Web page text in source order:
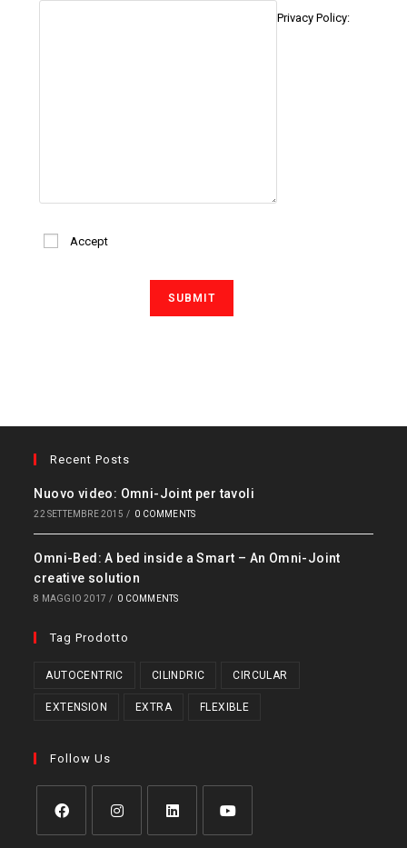
Privacy Policy:
Accept
Recent Posts
Nuovo video: Omni-Joint per tavoli
22 SETTEMBRE 2015 / 0 COMMENTS
Omni-Bed: A bed inside a Smart – An Omni-Joint
creative solution
8 MAGGIO 2017 / 0 COMMENTS
Tag Prodotto
AUTOCENTRIC CILINDRIC CIRCULAR
EXTENSION EXTRA FLEXIBLE
Follow Us